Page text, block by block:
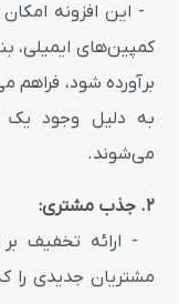
- این افزونه
کمپین‌های ایمیلی،
برآورده شود،
به دلیل وجود یک
می‌شوند.
2. جذب مشتری:
- ارائه تخفیف بر
مشتریان جدیدی را